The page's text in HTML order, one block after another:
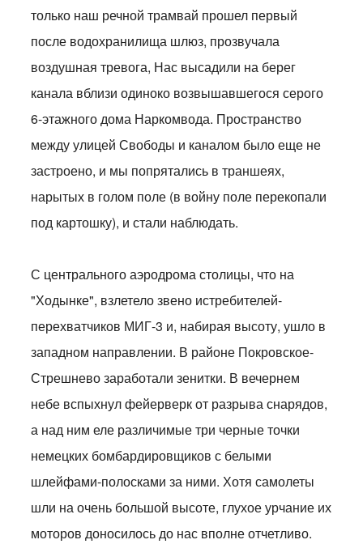
только наш речной трамвай прошел первый
после водохранилища шлюз, прозвучала
воздушная тревога, Нас высадили на берег
канала вблизи одиноко возвышавшегося серого
6-этажного дома Наркомвода. Пространство
между улицей Свободы и каналом было еще не
застроено, и мы попрятались в траншеях,
нарытых в голом поле (в войну поле перекопали
под картошку), и стали наблюдать.
С центрального аэродрома столицы, что на
"Ходынке", взлетело звено истребителей-
перехватчиков МИГ-3 и, набирая высоту, ушло в
западном направлении. В районе Покровское-
Стрешнево заработали зенитки. В вечернем
небе вспыхнул фейерверк от разрыва снарядов,
а над ним еле различимые три черные точки
немецких бомбардировщиков с белыми
шлейфами-полосками за ними. Хотя самолеты
шли на очень большой высоте, глухое урчание их
моторов доносилось до нас вполне отчетливо.